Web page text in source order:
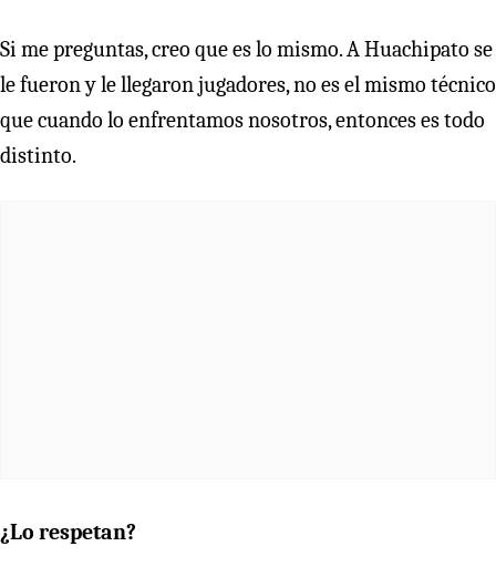
Si me preguntas, creo que es lo mismo. A Huachipato se
le fueron y le llegaron jugadores, no es el mismo técnico
que cuando lo enfrentamos nosotros, entonces es todo
distinto.
¿Lo respetan?